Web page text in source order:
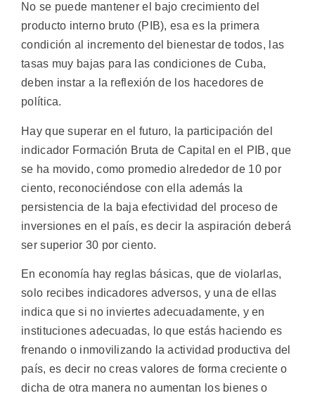
No se puede mantener el bajo crecimiento del
producto interno bruto (PIB), esa es la primera
condición al incremento del bienestar de todos, las
tasas muy bajas para las condiciones de Cuba,
deben instar a la reflexión de los hacedores de
política.
Hay que superar en el futuro, la participación del
indicador Formación Bruta de Capital en el PIB, que
se ha movido, como promedio alrededor de 10 por
ciento, reconociéndose con ella además la
persistencia de la baja efectividad del proceso de
inversiones en el país, es decir la aspiración deberá
ser superior 30 por ciento.
En economía hay reglas básicas, que de violarlas,
solo recibes indicadores adversos, y una de ellas
indica que si no inviertes adecuadamente, y en
instituciones adecuadas, lo que estás haciendo es
frenando o inmovilizando la actividad productiva del
país, es decir no creas valores de forma creciente o
dicha de otra manera no aumentan los bienes o